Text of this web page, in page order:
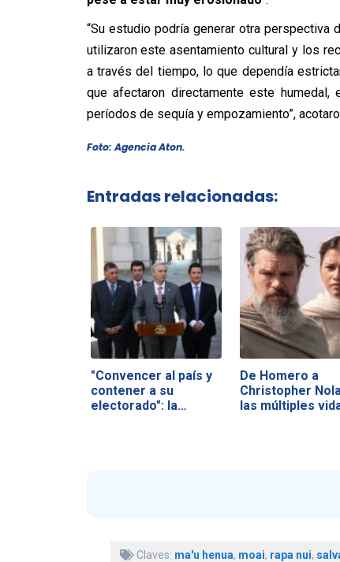
“Su estudio podría generar otra
utilizaron este asentamiento cultural y los
a través del tiempo, lo que dependía
que afectaron directamente este
períodos de sequía y empozamiento”,
Foto: Agencia Aton.
Entradas relacionadas:
"Convencer al país y
contener a su
electorado": la…
De Homero a
Christopher
las múltiples
Claves: ma'u henua, moai, rapa nui,